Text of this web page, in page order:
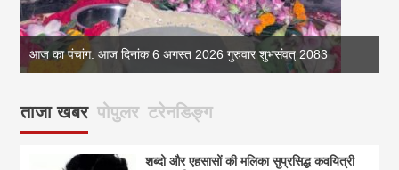
आज का पंचांग: आज दिनांक 6 अगस्त 2026 गुरुवार शुभसंवत् 2083
ताजा खबर पोपुलर टरेनडिङ्ग
शब्दो और एहसासों की मलिका सुप्रसिद्ध कवयित्री